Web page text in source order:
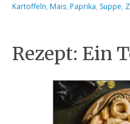
Kartoffeln, Mais, Paprika, Suppe,
Rezept: Ein